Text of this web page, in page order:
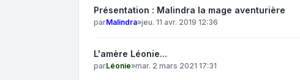
Présentation : Malindra la mage aventurière
parMalindra»jeu. 11 avr. 2019 12:36
L'amère Léonie...
parLéonie»mar. 2 mars 2021 17:31